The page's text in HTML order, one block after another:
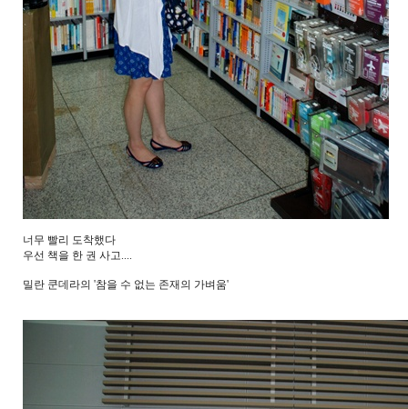
너무 빨리 도착했다
우선 책을 한 권 사고....
밀란 쿤데라의 '참을 수 없는 존재의 가벼움'